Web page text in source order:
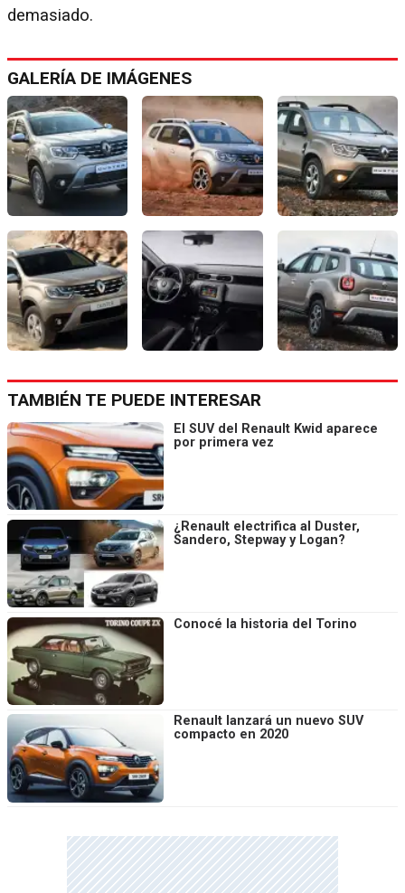
demasiado.
GALERÍA DE IMÁGENES
TAMBIÉN TE PUEDE INTERESAR
El SUV del Renault Kwid aparece
por primera vez
¿Renault electrifica al Duster,
Sandero, Stepway y Logan?
Conocé la historia del Torino
Renault lanzará un nuevo SUV
compacto en 2020